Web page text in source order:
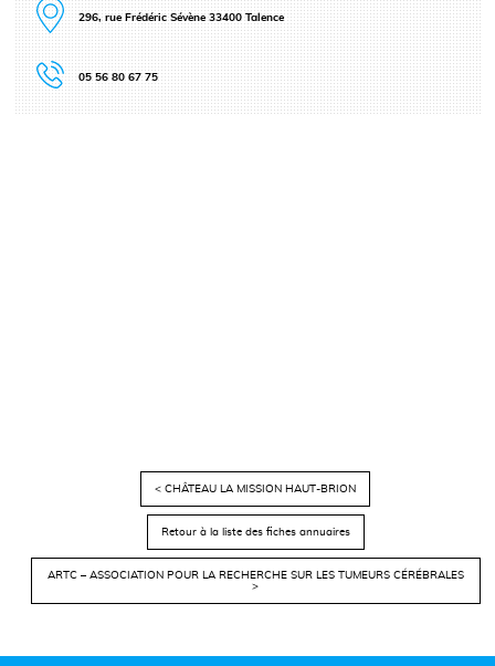
296, rue Frédéric Sévène 33400 Talence
05 56 80 67 75
< CHÂTEAU LA MISSION HAUT-BRION
Retour à la liste des fiches annuaires
ARTC – ASSOCIATION POUR LA RECHERCHE SUR LES TUMEURS CÉRÉBRALES
>